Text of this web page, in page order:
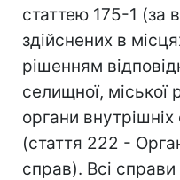
статтею 175-1 (за
здійснених в
рішенням
селищної,
органи внутрішніх
(стаття 222 -
справ). Всі